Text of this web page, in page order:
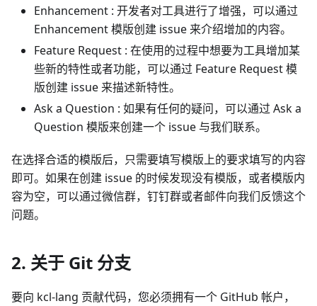
Enhancement : 开发者对工具进行了增强，可以通过
Enhancement 模版创建 issue 来介绍增加的内容。
Feature Request : 在使用的过程中想要为工具增加某
些新的特性或者功能，可以通过 Feature Request 模
版创建 issue 来描述新特性。
Ask a Question : 如果有任何的疑问，可以通过 Ask a
Question 模版来创建一个 issue 与我们联系。
在选择合适的模版后，只需要填写模版上的要求填写的内容
即可。如果在创建 issue 的时候发现没有模版，或者模版内
容为空，可以通过微信群，钉钉群或者邮件向我们反馈这个
问题。
2. 关于 Git 分支
要向 kcl-lang 贡献代码，您必须拥有一个 GitHub 帐户，